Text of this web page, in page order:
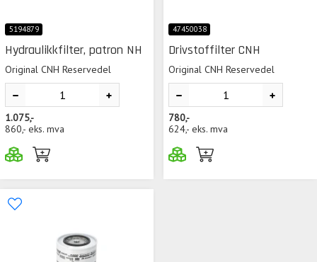
5194879
Hydraulikkfilter, patron NH
Original CNH Reservedel
1.075,-
860,- eks. mva
47450038
Drivstoffilter CNH
Original CNH Reservedel
780,-
624,- eks. mva